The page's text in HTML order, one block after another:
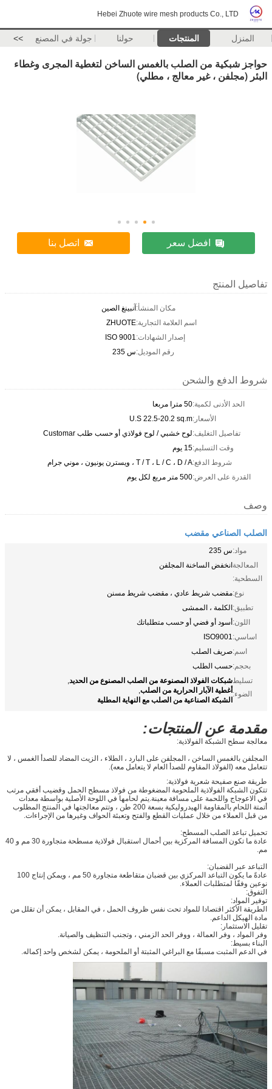
Hebei Zhuote wire mesh products Co., LTD
المنزل المنتجات حولنا جولة في المصنع >>
حواجز شبكية من الصلب بالغمس الساخن لتغطية المجرى وغطاء
البئر (مجلفن ، غير معالج ، مطلي)
افضل سعر اتصل بنا
تفاصيل المنتج
مكان المنشأ:آنبينغ الصين
اسم العلامة التجارية:ZHUOTE
إصدار الشهادات:ISO 9001
رقم الموديل:س 235
شروط الدفع والشحن
الحد الأدنى لكمية:50 مترا مربعا
الأسعار:U.S 22.5-20.2 sq.m
تفاصيل التغليف:لوح خشبي / لوح فولاذي أو حسب طلب Customar
وقت التسليم:15 يوم
شروط الدفع:T / T ، L / C ، D / A ، ويسترن يونيون ، موني جرام
القدرة على العرض:500 متر مربع لكل يوم
وصف
الصلب الصناعي مقضب
مواد:س 235
المعالجة
السطحية:
انخفض الساخنة المجلفن
نوع:مقضب شريط عادي ، مقضب شريط مسنن
تطبيق:الكلمة ، الممشى
اللون:أسود أو فضي أو حسب متطلباتك
اساسي:ISO9001
اسم:صريف الصلب
بحجم:حسب الطلب
تسليط
الضوء:
شبكات الفولاذ المصنوعة من الصلب المصنوع من الحديد,
أغطية الآبار الحرارية من الصلب,
الشبكة الصناعية من الصلب مع النهاية المطلية
مقدمة عن المنتجات:
معالجة سطح الشبكة الفولاذية:
المجلفن بالغمس الساخن ، المجلفن على البارد ، الطلاء ، الزيت المضاد للصدأ الغمس ، لا
تتعامل معه (الفولاذ المقاوم للصدأ العام لا يتعامل معه).
طريقة صنع صفيحة شعرية فولاذية:
تتكون الشبكة الفولاذية الملحومة المضغوطة من فولاذ مسطح الحمل وقضيب أفقي مرتب
في الاعوجاج واللحمة على مسافة معينة.يتم لحامها في اللوحة الأصلية بواسطة معدات
أتمتة اللحام بالمقاومة الهيدروليكية بسعة 200 طن ، وتتم معالجتها في المنتج المطلوب
من قبل العملاء من خلال عمليات القطع والفتح وتعبئة الحواف وغيرها من الإجراءات.
تحميل تباعد الصلب المسطح:
عادة ما تكون المسافة المركزية بين أحمال استقبال فولاذية مسطحة متجاورة 30 مم و 40
مم.
التباعد عبر القضبان:
عادةً ما يكون التباعد المركزي بين قضبان متقاطعة متجاورة 50 مم ، ويمكن إنتاج 100
نوعين وفقًا لمتطلبات العملاء.
التفوق:
توفير المواد:
الطريقة الأكثر اقتصادا للمواد تحت نفس ظروف الحمل ، في المقابل ، يمكن أن تقلل من
مادة الهيكل الداعم.
تقليل الاستثمار:
وفر المواد ، وفر العمالة ، ووفر الحد الزمني ، وتجنب التنظيف والصيانة.
البناء بسيط:
في الدعم المثبت مسبقًا مع البراغي المثبتة أو الملحومة ، يمكن لشخص واحد إكماله.